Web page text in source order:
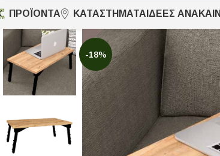
ΠΡΟΪΟΝΤΑ ΚΑΤΑΣΤΗΜΑΤΑ ΙΔΈΕΣ
-18%